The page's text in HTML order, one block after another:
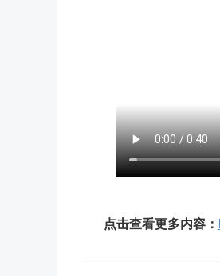
点击查看更多内容 ：